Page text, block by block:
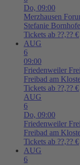
Do, 09:00
Merzhausen
Stefanie
Tickets ab ??,?? €
AUG
6
09:00
Friedenweiler
Freibad am
Tickets ab ??,?? €
AUG
6
Do, 09:00
Friedenweiler
Freibad am
Tickets ab ??,?? €
AUG
6